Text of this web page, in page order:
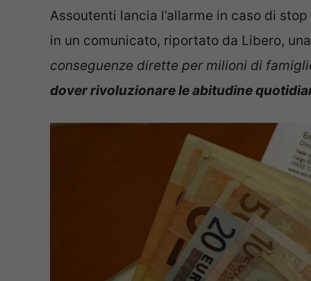
Assoutenti lancia l’allarme in caso di
in un comunicato, riportato da Libero,
conseguenze dirette per milioni di
dover rivoluzionare le abitudine